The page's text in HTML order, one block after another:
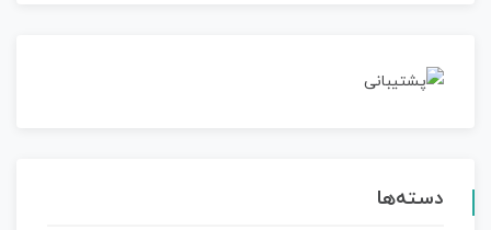
دسته‌ها